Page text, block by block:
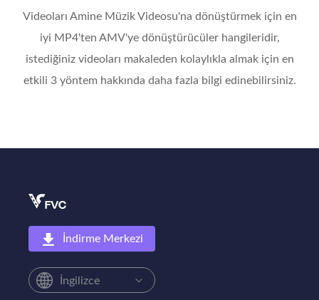
Videoları Amine Müzik Videosu'na dönüştürmek için en
iyi MP4'ten AMV'ye dönüştürücüler hangileridir,
istediğiniz videoları makaleden kolaylıkla almak için en
etkili 3 yöntem hakkında daha fazla bilgi edinebilirsiniz.
İndirme Merkezi
İngilizce